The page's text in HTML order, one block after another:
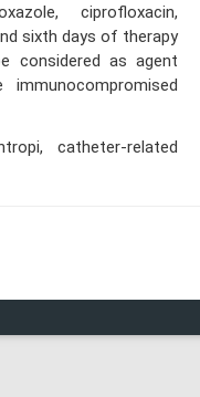
ciprofloxacin,
sixth days of therapy
considered as agent
catheter-related